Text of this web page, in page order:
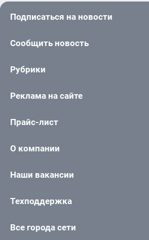
Подписаться на новости
Сообщить новость
Рубрики
Реклама на сайте
Прайс-лист
О компании
Наши вакансии
Техподдержка
Все города сети